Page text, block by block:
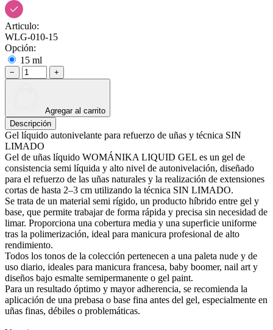
Articulo:
WLG-010-15
Opción:
15 ml
− +
Agregar al carrito
Descripción
Gel líquido autonivelante para refuerzo de uñas y técnica SIN
LIMADO
Gel de uñas líquido WOMÁNIKA LIQUID GEL es un gel de
consistencia semi líquida y alto nivel de autonivelación, diseñado
para el refuerzo de las uñas naturales y la realización de extensiones
cortas de hasta 2–3 cm utilizando la técnica SIN LIMADO.
Se trata de un material semi rígido, un producto híbrido entre gel y
base, que permite trabajar de forma rápida y precisa sin necesidad de
limar. Proporciona una cobertura media y una superficie uniforme
tras la polimerización, ideal para manicura profesional de alto
rendimiento.
Todos los tonos de la colección pertenecen a una paleta nude y de
uso diario, ideales para manicura francesa, baby boomer, nail art y
diseños bajo esmalte semipermanente o gel paint.
Para un resultado óptimo y mayor adherencia, se recomienda la
aplicación de una prebasa o base fina antes del gel, especialmente en
uñas finas, débiles o problemáticas.